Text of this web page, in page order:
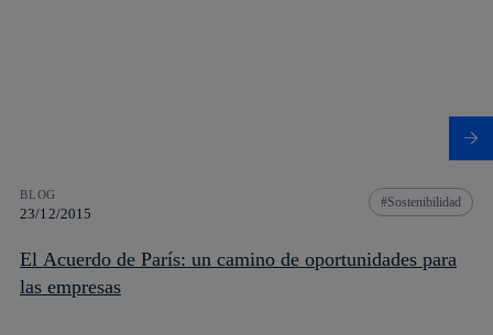
BLOG
23/12/2015
Sostenibilidad
El Acuerdo de París: un camino de oportunidades para
las empresas